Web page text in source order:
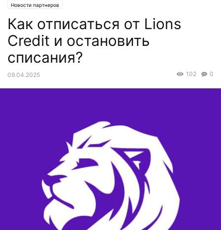
Новости партнеров
Как отписаться от Lions
Credit и остановить
списания?
09.04.2025 0
102